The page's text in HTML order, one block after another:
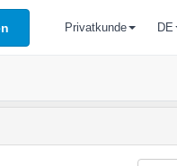
Privatkunde DE